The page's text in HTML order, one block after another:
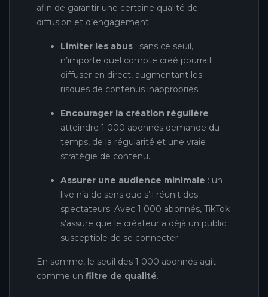
afin de garantir une certaine qualité de
diffusion et d’engagement.
Limiter les abus : sans ce seuil,
n’importe quel compte créé pourrait
diffuser en direct, augmentant les
risques de contenus inappropriés.
Encourager la création régulière :
atteindre 1 000 abonnés demande du
temps, de la régularité et une vraie
stratégie de contenu.
Assurer une audience minimale : un
live n’a de sens que s’il réunit des
spectateurs. Avec 1 000 abonnés, TikTok
s’assure que le créateur a déjà un public
susceptible de se connecter.
En somme, le seuil des 1 000 abonnés agit
comme un filtre de qualité.